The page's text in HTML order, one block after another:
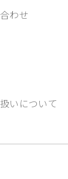
わせ
いについて